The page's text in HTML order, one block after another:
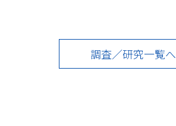
調査／研究一覧へ